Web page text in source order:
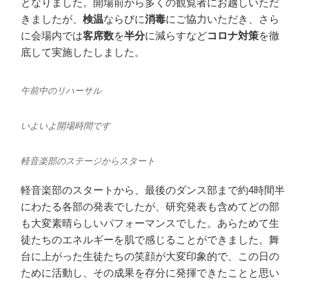
となりました。開場前から多くの観覧者にお越しいただ
きましたが、 検温ならびに消毒にご協力いただき、さら
に会場内では客席数を半分に減らすなどコロナ対策を徹
底して実施したしました。
午前中のリハーサル
いよいよ開場時間です
軽音楽部のステージからスタート
軽音楽部のスタートから、最後のダンス部まで約4時間半
にわたる各部の発表でしたが、研究発表も含めてどの部
も大変素晴らしいパフォーマンスでした。あらためて生
徒たちのエネルギーを肌で感じることができました。舞
台に上がった生徒たちの笑顔が大変印象的で、この日の
ために活動し、その成果を存分に発揮できたことと思い